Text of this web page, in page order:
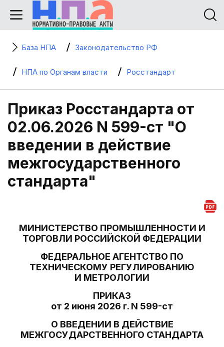
База НПА Законодательство РФ
НПА по Органам власти Росстандарт
Приказ Росстандарта от
02.06.2026 N 599-ст "О
введении в действие
межгосударственного
стандарта"
МИНИСТЕРСТВО ПРОМЫШЛЕННОСТИ И
ТОРГОВЛИ РОССИЙСКОЙ ФЕДЕРАЦИИ
ФЕДЕРАЛЬНОЕ АГЕНТСТВО ПО
ТЕХНИЧЕСКОМУ РЕГУЛИРОВАНИЮ
И МЕТРОЛОГИИ
ПРИКАЗ
от 2 июня 2026 г. N 599-ст
О ВВЕДЕНИИ В ДЕЙСТВИЕ
МЕЖГОСУДАРСТВЕННОГО СТАНДАРТА